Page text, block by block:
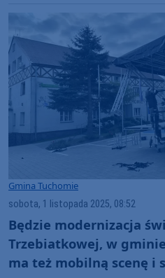
Gmina Tuchomie
sobota, 1 listopada 2025, 08:52
Będzie modernizacja
Trzebiatkowej, w
ma też mobilną scenę i